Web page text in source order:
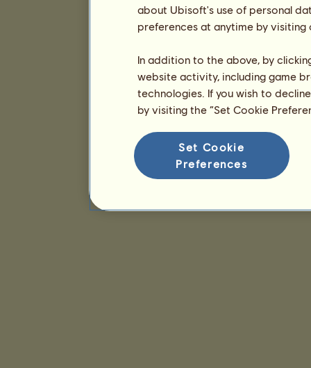
about Ubisoft's use of personal
preferences at anytime by
In addition to the above, by
website activity, including game
technologies. If you wish to
by visiting the “Set Cookie
Set Cookie
Preferences